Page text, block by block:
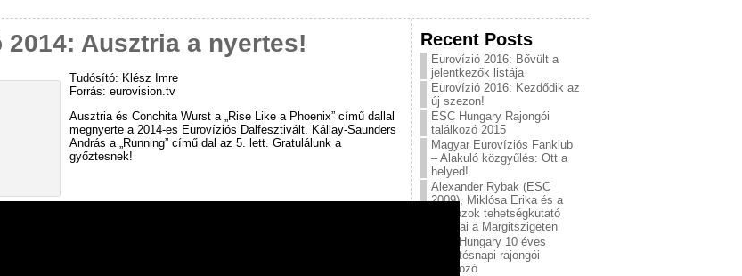
2014: Ausztria a nyertes!
Tudósító: Klész Imre
Forrás: eurovision.tv
Ausztria és Conchita Wurst a „Rise Like a Phoenix” című dallal
megnyerte a 2014-es Eurovíziós Dalfesztivált. Kállay-Saunders
András a „Running” című dal az 5. lett. Gratulálunk a
győztesnek!
Recent Posts
Eurovízió 2016: Bővült a
jelentkezők listája
Eurovízió 2016: Kezdődik az
új szezon!
ESC Hungary Rajongói
találkozó 2015
Magyar Eurovíziós Fanklub
– Alakuló közgyűlés: Ott a
helyed!
Alexander Rybak (ESC
2009), Miklósa Erika és a
Virtuózok tehetségkutató
sztárjai a Margitszigeten
ESC Hungary 10 éves
születésnapi rajongói
találkozó